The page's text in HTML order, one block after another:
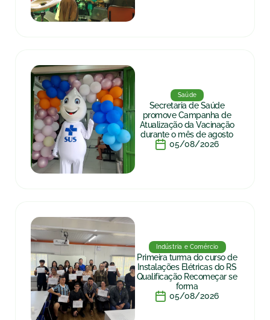
Saúde
Secretaria de Saúde
promove Campanha de
Atualização da Vacinação
durante o mês de agosto
05/08/2026
Indústria e Comércio
Primeira turma do curso de
Instalações Elétricas do RS
Qualificação Recomeçar se
forma
05/08/2026